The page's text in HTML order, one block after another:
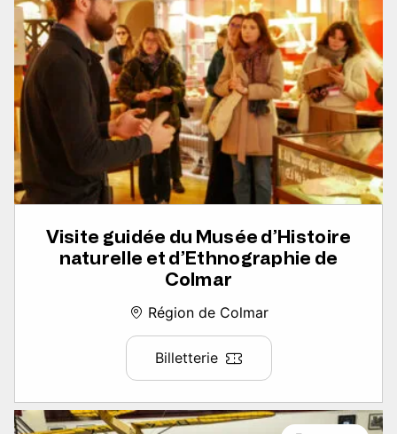
Visite guidée du Musée d’Histoire
naturelle et d’Ethnographie de
Colmar
Région de Colmar
Billetterie